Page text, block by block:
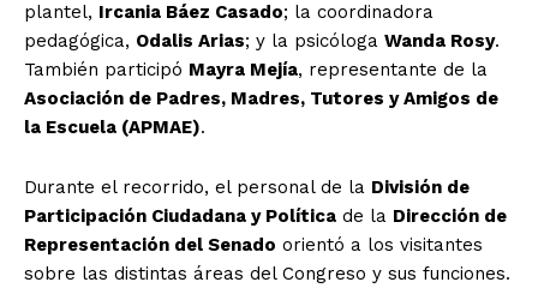
plantel, Ircania Báez Casado; la coordinadora
pedagógica, Odalis Arias; y la psicóloga Wanda Rosy.
También participó Mayra Mejía, representante de la
Asociación de Padres, Madres, Tutores y Amigos de
la Escuela (APMAE).
Durante el recorrido, el personal de la División de
Participación Ciudadana y Política de la Dirección de
Representación del Senado orientó a los visitantes
sobre las distintas áreas del Congreso y sus funciones.